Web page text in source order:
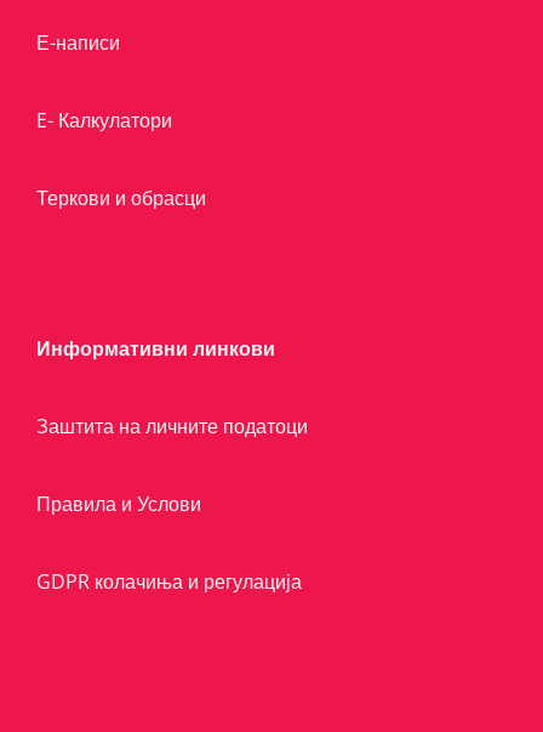
Е-написи
E- Калкулатори
Теркови и обрасци
Информативни линкови
Заштита на личните податоци
Правила и Услови
GDPR колачиња и регулација